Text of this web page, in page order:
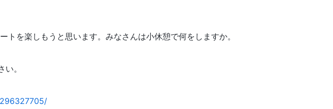
を楽しもうと思います。みなさんは小休憩で何をしますか。
。